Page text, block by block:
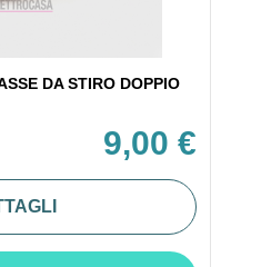
DA STIRO DOPPIO
9,00 €